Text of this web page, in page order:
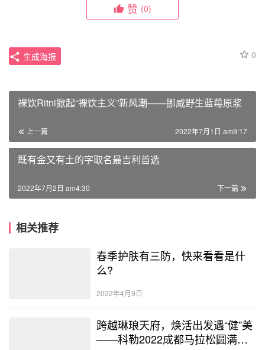
赞 (0)
0
生成海报
裸饮Ritni掀起“裸饮主义”新风潮——挪威野生蓝莓原浆
上一篇 2022年7月1日 am9:17
既有金又有土的字取名最吉利首选
下一篇
2022年7月2日 am4:30
相关推荐
春季护肤有三防，快来看看是什
么?
2022年4月9日
跨越琳琅天府，焕活出发遇“健”美
——科勒2022成都马拉松圆满落